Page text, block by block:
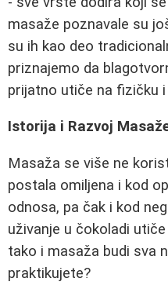
masaže poznavale su
su ih kao deo
priznajemo da
prijatno utiče na fizičku
Istorija i Razvoj
Masaža se više ne
postala omiljena i kod
odnosa, pa čak i kod
uživanje u čokoladi
tako i masaža budi sva
praktikujete?